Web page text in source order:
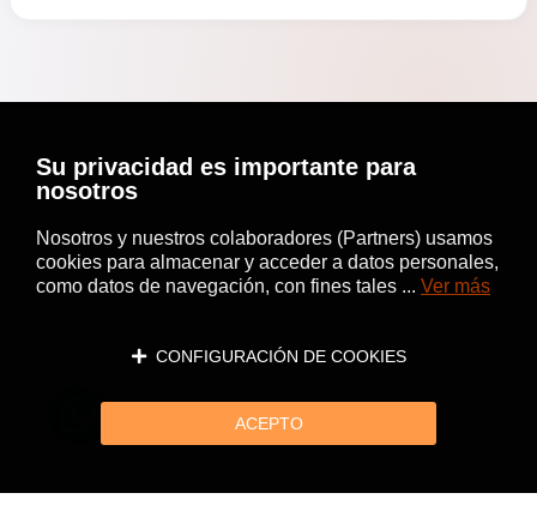
Su privacidad es importante para
nosotros
Nosotros y nuestros colaboradores (Partners) usamos
cookies para almacenar y acceder a datos personales,
como datos de navegación, con fines tales ... Ver más
CONFIGURACIÓN DE COOKIES
ACEPTO